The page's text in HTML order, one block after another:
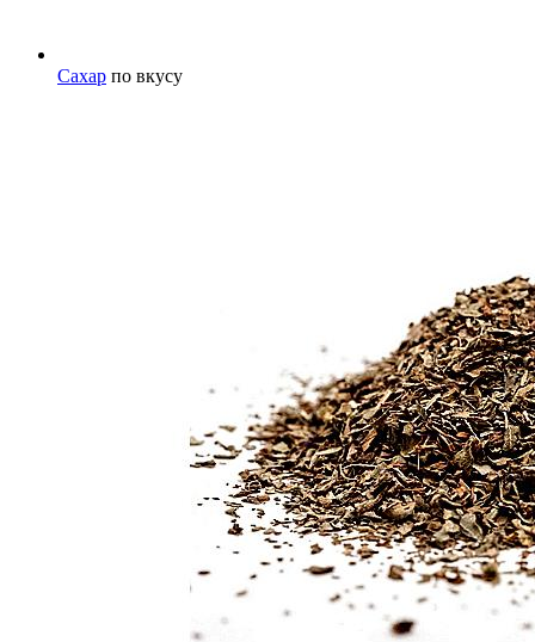
Сахар по вкусу